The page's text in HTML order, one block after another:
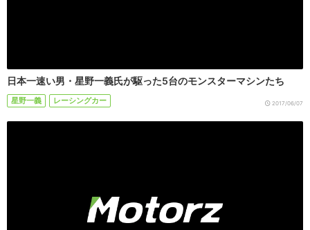
日本一速い男・星野一義氏が駆った5台のモンスターマシンたち
星野一義 レーシングカー 2017/06/07